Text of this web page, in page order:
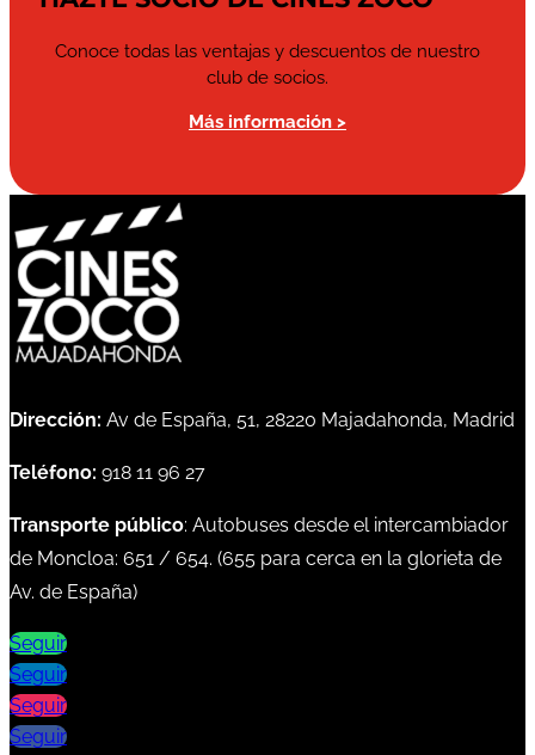
Conoce todas las ventajas y descuentos de nuestro
club de socios.
Más información >
Dirección: Av de España, 51, 28220 Majadahonda, Madrid
Teléfono: 918 11 96 27
Transporte público: Autobuses desde el intercambiador
de Moncloa: 651 / 654. (655 para cerca en la glorieta de
Av. de España)
Seguir
Seguir
Seguir
Seguir